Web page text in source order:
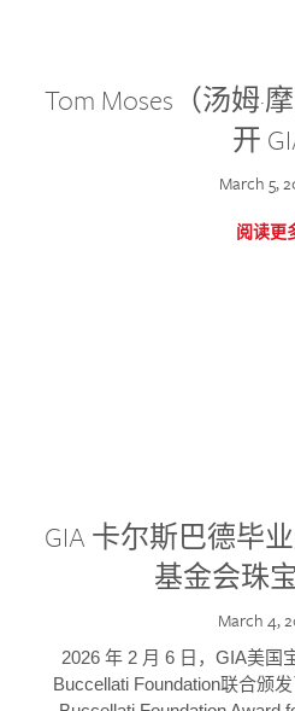
Tom Moses（汤姆·
开
March 5,
阅读更
GIA 卡尔斯巴德毕
基金会珠
March 4,
2026 年 2 月 6 日，GIA美国
Buccellati Foundation联合颁